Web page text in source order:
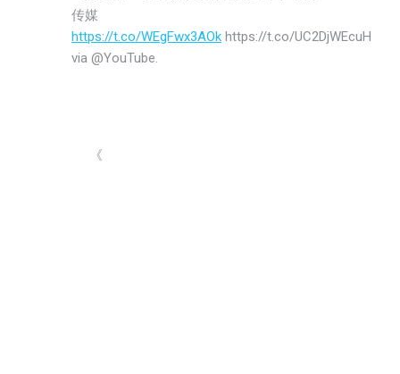
传媒
https://t.co/WEgFwx3AOk https://t.co/UC2DjWEcuH
via @YouTube.
《